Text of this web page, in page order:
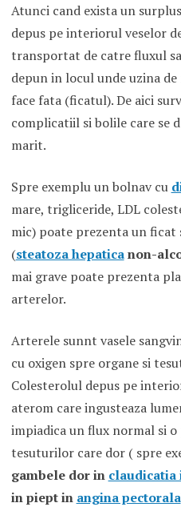
Atunci cand exista un
depus pe interiorul veselor
transportat de catre fluxul
depun in locul unde uzina
face fata (ficatul). De aici
complicatiil si bolile care se
marit.
Spre exemplu un bolnav cu
mare, trigliceride, LDL
mic) poate prezenta un ficat
(steatoza hepaticanon-
mai grave poate prezenta
arterelor.
Arterele sunnt vasele
cu oxigen spre organe si
Colesterolul depus pe
aterom care ingusteaza
impiadica un flux normal si
tesuturilor care dor ( spre
gambele dor in
in piept in angina pectorala